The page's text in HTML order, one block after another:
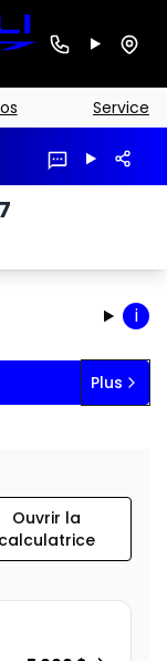
Service
i
Plus
Ouvrir la
calculatrice